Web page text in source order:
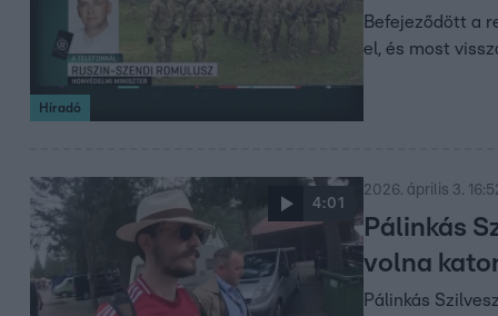
Híradó
Befejeződött a
el, és most
4:01
2026. április 3.
Pálinkás
volna
Pálinkás